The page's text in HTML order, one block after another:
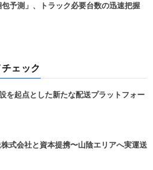
包予測」、トラック必要台数の迅速把握
チェック
を起点とした新たな配送プラットフォー
式会社と資本提携〜山陰エリアへ実運送